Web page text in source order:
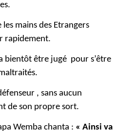
mains des Etrangers
rapidement.
bientôt être jugé pour s’être
, sans aucun
de son propre sort.
Wemba chanta : « Ainsi va